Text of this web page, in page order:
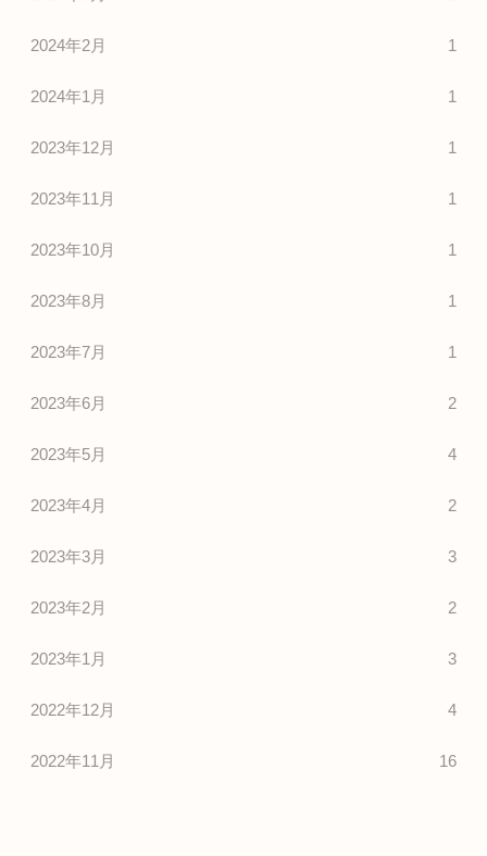
2024年2月 1
2024年1月 1
2023年12月 1
2023年11月 1
2023年10月 1
2023年8月 1
2023年7月 1
2023年6月 2
2023年5月 4
2023年4月 2
2023年3月 3
2023年2月 2
2023年1月 3
2022年12月 4
2022年11月 16